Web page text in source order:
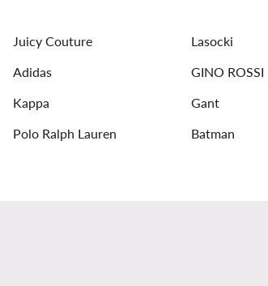
Naiste sandaalid - Lasocki damski
Juicy Couture Lasocki
Adidas
GINO ROSSI
Kappa
Gant
Polo Ralph Lauren
Batman